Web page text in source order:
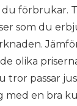
förbrukar.
som du
olika
tror passar
med en bra